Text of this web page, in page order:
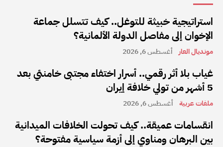
استراتيجية خبيثة للتوغل.. كيف تتسلل جماعة
الإخوان إلى مفاصل الدولة الألمانية؟
مونديال العار أغسطس 6, 2026
غياب بلا أثر رقمي.. أسرار اختفاء مجتبى خامنئي بعد
5 أشهر من تولي خلافة إيران
ملفات عربية أغسطس 6, 2026
انقسامات عميقة.. كيف تحولت الخلافات الميدانية
بين البرهان ومناوي إلى أزمة سياسية مفتوحة؟